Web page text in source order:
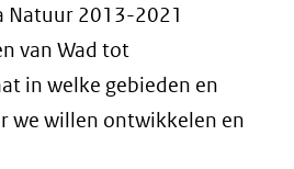
Natuur 2013-2021
van Wad tot
in welke gebieden en
we willen ontwikkelen en